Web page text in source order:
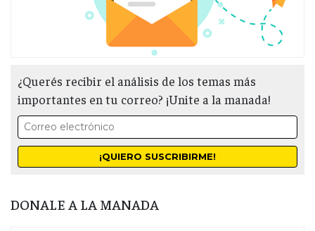
¿Querés recibir el análisis de los temas más
importantes en tu correo? ¡Unite a la manada!
DONALE A LA MANADA